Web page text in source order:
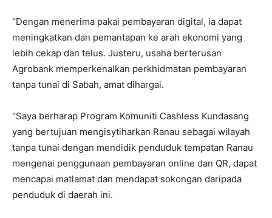
“Dengan menerima pakai pembayaran digital, ia dapat
meningkatkan dan pemantapan ke arah ekonomi yang
lebih cekap dan telus. Justeru, usaha berterusan
Agrobank memperkenalkan perkhidmatan pembayaran
tanpa tunai di Sabah, amat dihargai.
“Saya berharap Program Komuniti Cashless Kundasang
yang bertujuan mengisytiharkan Ranau sebagai wilayah
tanpa tunai dengan mendidik penduduk tempatan Ranau
mengenai penggunaan pembayaran online dan QR, dapat
mencapai matlamat dan mendapat sokongan daripada
penduduk di daerah ini.